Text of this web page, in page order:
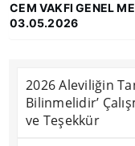
CEM VAKFI GENEL
03.05.2026
2026 Aleviliğin
Bilinmelidir’
ve Teşekkür